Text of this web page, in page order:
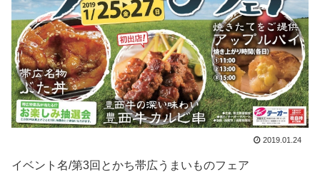
2019.01.24
イベント名/第3回とかち帯広うまいものフェア